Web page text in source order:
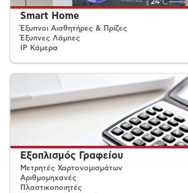
Smart Home
Έξυπνοι Αισθητήρες & Πρίζες
Έξυπνες Λάμπες
IP Κάμερα
Εξοπλισμός Γραφείου
Μετρητές Χαρτονομισμάτων
Αριθμομηχανές
Πλαστικοποιητές